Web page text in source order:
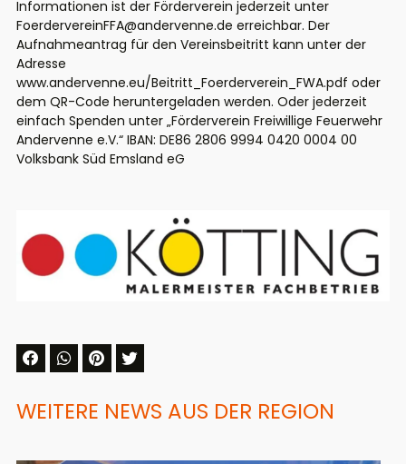
Informationen ist der Förderverein jederzeit unter
FoerdervereinFFA@andervenne.de erreichbar. Der
Aufnahmeantrag für den Vereinsbeitritt kann unter der
Adresse
www.andervenne.eu/Beitritt_Foerderverein_FWA.pdf oder
dem QR-Code heruntergeladen werden. Oder jederzeit
einfach Spenden unter „Förderverein Freiwillige Feuerwehr
Andervenne e.V.“ IBAN: DE86 2806 9994 0420 0004 00
Volksbank Süd Emsland eG
WEITERE NEWS AUS DER REGION